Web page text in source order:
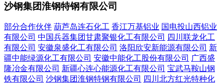
沙钢集团淮钢特钢有限公司
部分合作伙伴 葫芦岛连石化工 香江万基铝业 国电投山西铝业
有限公司 中国兵器集团甘肃聚银化工有限公司
四川联龙化工
有限公司 安徽泉盛化工有限公司 洛阳欣安新能源有限公司 新
疆中能绿源化工有限公司 安徽中能化工股份有限公司 广西盛
隆冶金有限公司 新疆心连心能源化工有限公司 宝武马鞍山钢
铁有限公司 沙钢集团淮钢特钢有限公司
四川北方红光特种化